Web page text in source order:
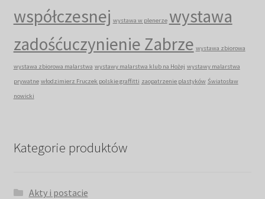
współczesnej wystawa w plenerze wystawa
zadośćuczynienie Zabrze wystawa zbiorowa
wystawa zbiorowa malarstwa wystawy malarstwa klub na Hożej wystawy malarstwa
prywatne włodzimierz Fruczek polskie graffitti zaopatrzenie plastyków Światosław
nowicki
Kategorie produktów
Akty i postacie